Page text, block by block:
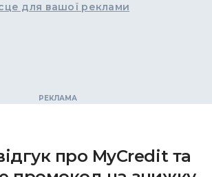
для вашої реклами
про MyCredit та